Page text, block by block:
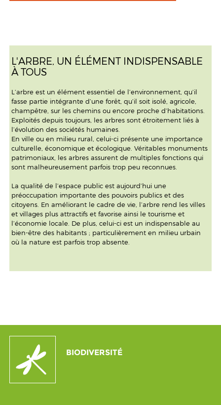
L'ARBRE, UN ÉLÉMENT INDISPENSABLE
À TOUS
L’arbre est un élément essentiel de l’environnement, qu’il
fasse partie intégrante d’une forêt, qu’il soit isolé, agricole,
champêtre, sur les chemins ou encore proche d’habitations.
Exploités depuis toujours, les arbres sont étroitement liés à
l’évolution des sociétés humaines.
En ville ou en milieu rural, celui-ci présente une importance
culturelle, économique et écologique. Véritables monuments
patrimoniaux, les arbres assurent de multiples fonctions qui
sont malheureusement parfois trop peu reconnues.
La qualité de l’espace public est aujourd’hui une
préoccupation importante des pouvoirs publics et des
citoyens. En améliorant le cadre de vie, l’arbre rend les villes
et villages plus attractifs et favorise ainsi le tourisme et
l’économie locale. De plus, celui-ci est un indispensable au
bien-être des habitants ; particulièrement en milieu urbain
où la nature est parfois trop absente.
BIODIVERSITÉ